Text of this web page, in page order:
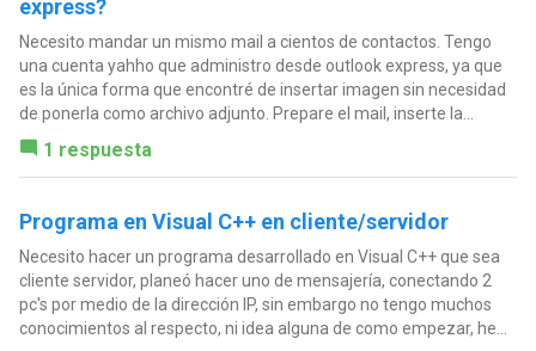
express?
Necesito mandar un mismo mail a cientos de contactos. Tengo
una cuenta yahho que administro desde outlook express, ya que
es la única forma que encontré de insertar imagen sin necesidad
de ponerla como archivo adjunto. Prepare el mail, inserte la...
1 respuesta
Programa en Visual C++ en cliente/servidor
Necesito hacer un programa desarrollado en Visual C++ que sea
cliente servidor, planeó hacer uno de mensajería, conectando 2
pc's por medio de la dirección IP, sin embargo no tengo muchos
conocimientos al respecto, ni idea alguna de como empezar, he...